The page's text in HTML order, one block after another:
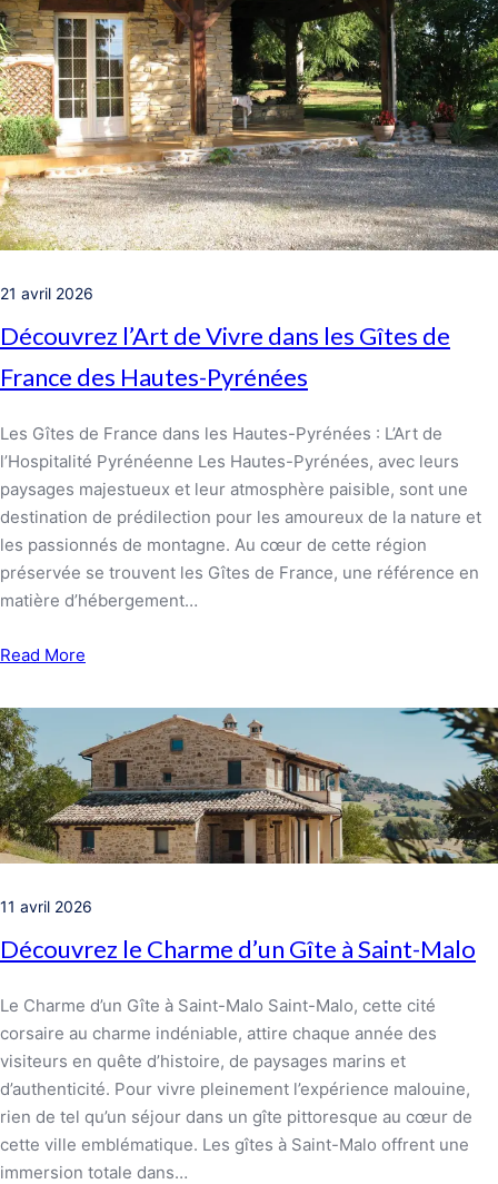
21 avril 2026
Découvrez l’Art de Vivre dans les Gîtes de
France des Hautes-Pyrénées
Les Gîtes de France dans les Hautes-Pyrénées : L’Art de
l’Hospitalité Pyrénéenne Les Hautes-Pyrénées, avec leurs
paysages majestueux et leur atmosphère paisible, sont une
destination de prédilection pour les amoureux de la nature et
les passionnés de montagne. Au cœur de cette région
préservée se trouvent les Gîtes de France, une référence en
matière d’hébergement…
Read More
11 avril 2026
Découvrez le Charme d’un Gîte à Saint-Malo
Le Charme d’un Gîte à Saint-Malo Saint-Malo, cette cité
corsaire au charme indéniable, attire chaque année des
visiteurs en quête d’histoire, de paysages marins et
d’authenticité. Pour vivre pleinement l’expérience malouine,
rien de tel qu’un séjour dans un gîte pittoresque au cœur de
cette ville emblématique. Les gîtes à Saint-Malo offrent une
immersion totale dans…